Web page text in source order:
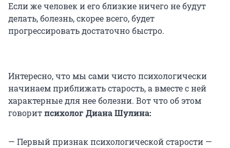
Если же человек и его близкие ничего не будут
делать, болезнь, скорее всего, будет
прогрессировать достаточно быстро.
Интересно, что мы сами чисто психологически
начинаем приближать старость, а вместе с ней
характерные для нее болезни. Вот что об этом
говоритпсихолог Диана Шулина:
— Первый признак психологической старости —